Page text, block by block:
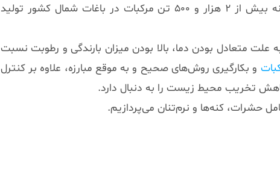
میوه‌ها در سبد غذایی مردم آسیا نقش قابل توجهی دارند. سالانه بیش از ۲ هزار و ۵۰۰ تن مرکبات در باغات شمال کشور تولید
علت متعادل بودن دما، بالا بودن میزان بارندگی و رطوبت نسبت
و بکارگیری روش‌های صحیح و به موقع مبارزه، علاوه بر کنترل
تخریب محیط زیست را به دنبال دارد.
حشرات، کنه‌ها و نرم‌تنان می‌پردازیم.